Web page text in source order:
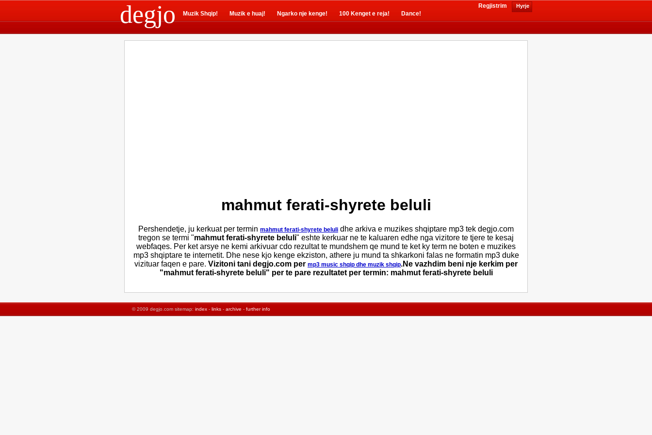
degjo Muzik Shqip! Muzik e huaj! Ngarko nje kenge! 100 Kenget e reja! Dance!
Hyrje
Regjistrim
mahmut ferati-shyrete beluli
Pershendetje, ju kerkuat per termin mahmut ferati-shyrete beluli dhe arkiva e muzikes shqiptare mp3 tek degjo.com
tregon se termi "mahmut ferati-shyrete beluli" eshte kerkuar ne te kaluaren edhe nga vizitore te tjere te kesaj
webfaqes. Per ket arsye ne kemi arkivuar cdo rezultat te mundshem qe mund te ket ky term ne boten e muzikes
mp3 shqiptare te internetit. Dhe nese kjo kenge ekziston, athere ju mund ta shkarkoni falas ne formatin mp3 duke
vizituar faqen e pare. Vizitoni tani degjo.com per mp3 music shqip dhe muzik shqip.Ne vazhdim beni nje kerkim per
"mahmut ferati-shyrete beluli" per te pare rezultatet per termin: mahmut ferati-shyrete beluli
© 2009 degjo.com sitemap: index - links - archive - further info